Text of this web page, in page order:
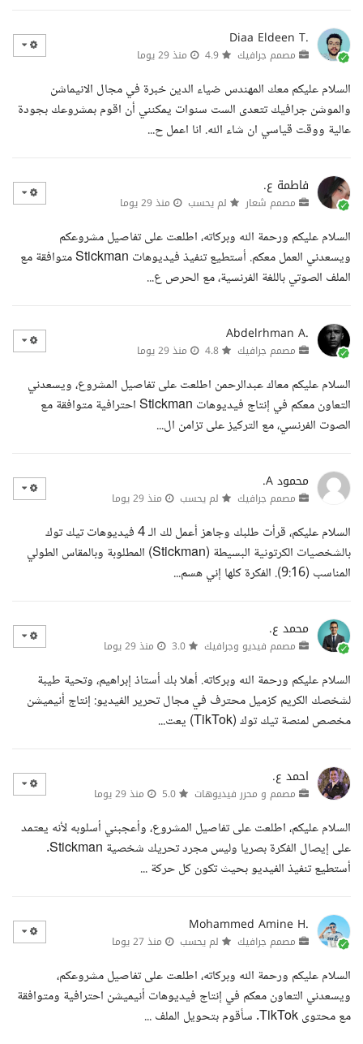
Diaa Eldeen T.
مصمم جرافيك منذ 29 يوما
السلام عليكم معك المهندس ضياء الدين خبرة في مجال الانيماشن
والموشن جرافيك تتعدى الست سنوات يمكنني أن اقوم بمشروعك بجودة
عالية ووقت قياسي ان شاء الله. انا اعمل ح...
فاطمة ع.
مصمم شعار لم يحسب منذ 29 يوما
السلام عليكم ورحمة الله وبركاته، اطلعت على تفاصيل مشروعكم
ويسعدني العمل معكم. أستطيع تنفيذ فيديوهات Stickman متوافقة مع
الملف الصوتي باللغة الفرنسية، مع الحرص ع...
Abdelrhman A.
مصمم جرافيك منذ 29 يوما
السلام عليكم معاك عبدالرحمن اطلعت على تفاصيل المشروع، ويسعدني
التعاون معكم في إنتاج فيديوهات Stickman احترافية متوافقة مع
الصوت الفرنسي، مع التركيز على تزامن ال...
محمود A.
مصمم جرافيك لم يحسب منذ 29 يوما
السلام عليكم، قرأت طلبك وجاهز أعمل لك الـ 4 فيديوهات تيك توك
بالشخصيات الكرتونية البسيطة (Stickman) المطلوبة وبالمقاس الطولي
المناسب (9:16). الفكرة كلها إني هسم...
محمد ع.
مصمم فيديو وجرافيك منذ 29 يوما
السلام عليكم ورحمة الله وبركاته. أهلا بك أستاذ إبراهيم، وتحية طيبة
لشخصك الكريم كزميل محترف في مجال تحرير الفيديو: إنتاج أنيميشن
مخصص لمنصة تيك توك (TikTok) يعت...
احمد ع.
مصمم و محرر فيديوهات منذ 29 يوما
السلام عليكم، اطلعت على تفاصيل المشروع، وأعجبني أسلوبه لأنه يعتمد
على إيصال الفكرة بصريا وليس مجرد تحريك شخصية Stickman.
أستطيع تنفيذ الفيديو بحيث تكون كل حركة ...
Mohammed Amine H.
مصمم جرافيك لم يحسب منذ 27 يوما
السلام عليكم ورحمة الله وبركاته، اطلعت على تفاصيل مشروعكم،
ويسعدني التعاون معكم في إنتاج فيديوهات أنيميشن احترافية ومتوافقة
مع محتوى TikTok. سأقوم بتحويل الملف ...